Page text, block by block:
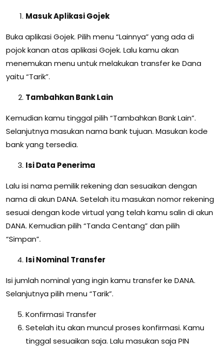
Masuk Aplikasi Gojek
Buka aplikasi Gojek. Pilih menu “Lainnya” yang ada di
pojok kanan atas aplikasi Gojek. Lalu kamu akan
menemukan menu untuk melakukan transfer ke Dana
yaitu “Tarik”.
Tambahkan Bank Lain
Kemudian kamu tinggal pilih “Tambahkan Bank Lain”.
Selanjutnya masukan nama bank tujuan. Masukan kode
bank yang tersedia.
Isi Data Penerima
Lalu isi nama pemilik rekening dan sesuaikan dengan
nama di akun DANA. Setelah itu masukan nomor rekening
sesuai dengan kode virtual yang telah kamu salin di akun
DANA. Kemudian pilih “Tanda Centang” dan pilih
“Simpan”.
Isi Nominal Transfer
Isi jumlah nominal yang ingin kamu transfer ke DANA.
Selanjutnya pilih menu “Tarik”.
Konfirmasi Transfer
Setelah itu akan muncul proses konfirmasi. Kamu
tinggal sesuaikan saja. Lalu masukan saja PIN